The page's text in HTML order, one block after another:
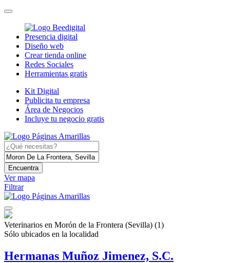
Presencia digital
Diseño web
Crear tienda online
Redes Sociales
Herramientas gratis
Kit Digital
Publicita tu empresa
Área de Negocios
Incluye tu negocio gratis
Encuentra
Ver mapa
Filtrar
Veterinarios en Morón de la Frontera (Sevilla) (1)
Sólo ubicados en la localidad
Hermanas Muñoz Jimenez, S.C.